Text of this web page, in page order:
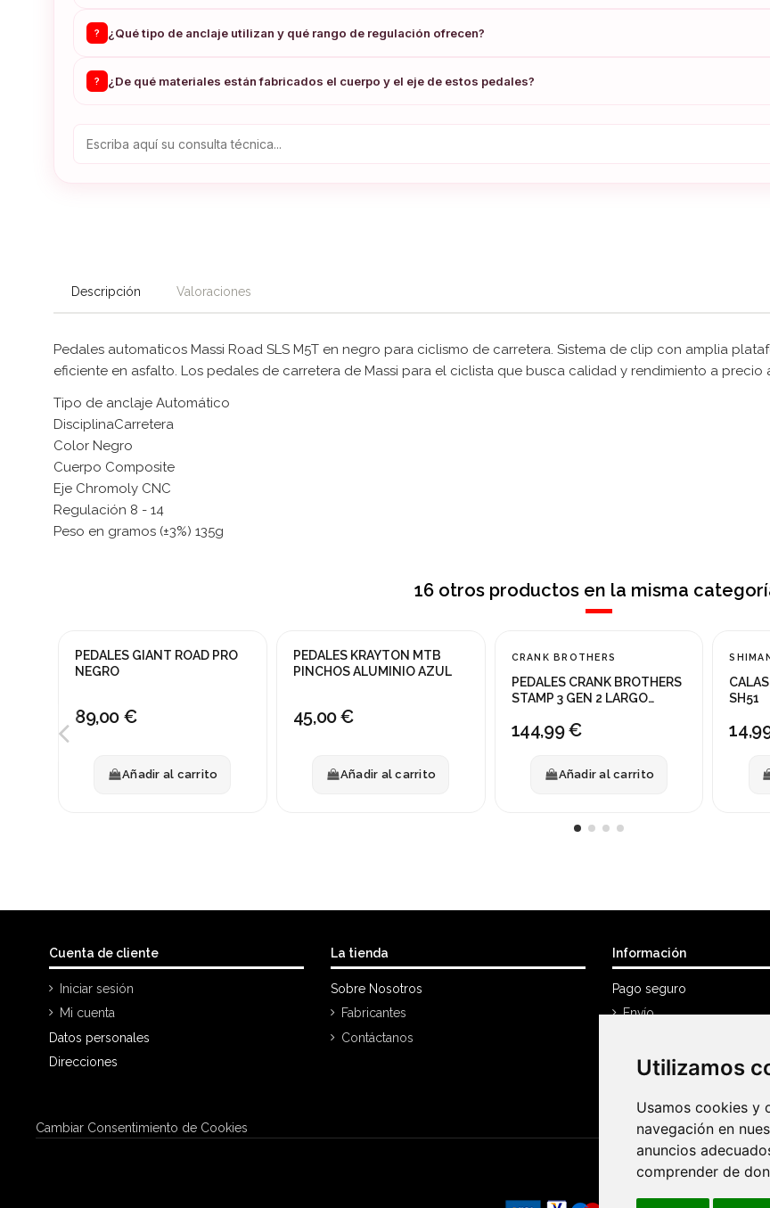
Utilizamos
Usamos cookies y
navegación en
anuncios
comprender de
Utilizamos
Usamos cookies y
navegación en
anuncios
comprender de
? ¿Qué tipo de anclaje utilizan y qué rango de regulación ofrecen?
? ¿De qué materiales están fabricados el cuerpo y el eje de estos pedales?
Descripción Valoraciones
Pedales automaticos Massi Road SLS M5T en negro para ciclismo de carretera. Sistema de clip con amplia
eficiente en asfalto. Los pedales de carretera de Massi para el ciclista que busca calidad y rendimiento a precio
Tipo de anclaje Automático
DisciplinaCarretera
Color Negro
Cuerpo Composite
Eje Chromoly CNC
Regulación 8 - 14
Peso en gramos (±3%) 135g
16 otros productos en la misma
PEDALES GIANT ROAD PRO
NEGRO
89,00 €
Añadir al carrito
PEDALES KRAYTON MTB
PINCHOS ALUMINIO AZUL
45,00 €
Añadir al carrito
CRANK BROTHERS
PEDALES CRANK BROTHERS
STAMP 3 GEN 2 LARGO
144,99 €
Añadir al carrito
SH51
Cuenta de cliente
Iniciar sesión
Mi cuenta
Datos personales
Direcciones
La tienda
Sobre Nosotros
Fabricantes
Contáctanos
Información
Pago seguro
Envío
Mi cuenta
Cambiar Consentimiento de Cookies